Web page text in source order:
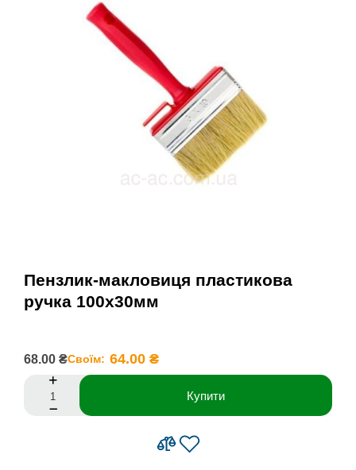
Пензлик-макловиця пластикова
ручка 100х30мм
68.00 ₴Своїм: 64.00 ₴
Купити